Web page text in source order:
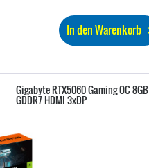
In den Warenkorb
Gigabyte RTX5060 Gaming OC 8GB
GDDR7 HDMI 3xDP